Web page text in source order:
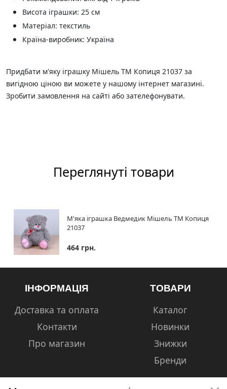
Висота іграшки: 25 см
Матеріал: текстиль
Країна-виробник: Україна
Придбати м'яку іграшку Мішель ТМ Копиця 21037 за
вигідною ціною ви можете у нашому інтернет магазині.
Зробити замовлення на сайті або зателефонувати.
Переглянуті товари
М'яка іграшка Ведмедик Мішель ТМ Копиця
21037
464 грн.
ІНФОРМАЦІЯ
Доставка та оплата
Контакти
Про магазин
ТОВАРИ
Каталог
Новинки
Знижки
Бренди